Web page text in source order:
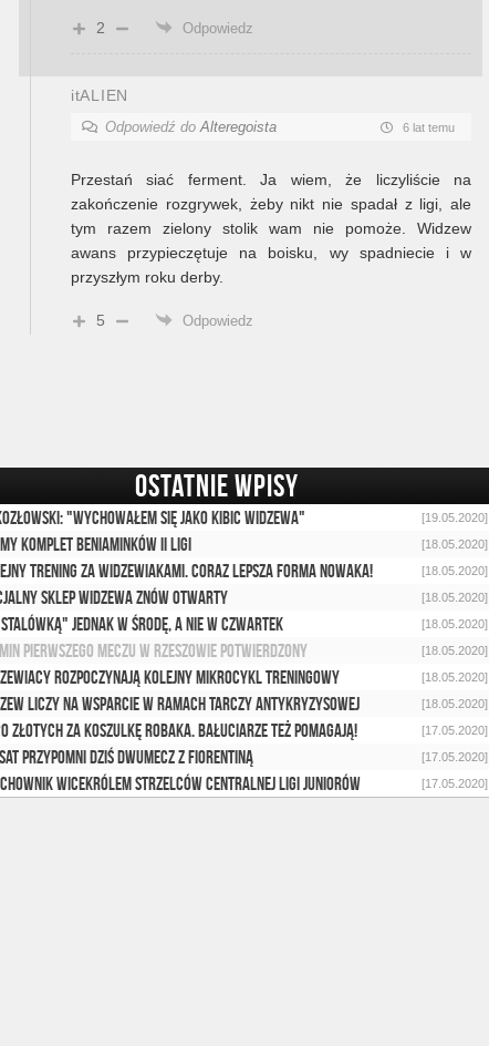
2 Odpowiedz
itALIEN
Odpowiedź doAlteregoista 6 lat temu
Przestań siać ferment. Ja wiem, że liczyliście na
zakończenie rozgrywek, żeby nikt nie spadał z ligi, ale
tym razem zielony stolik wam nie pomoże. Widzew
awans przypieczętuje na boisku, wy spadniecie i w
przyszłym roku derby.
5 Odpowiedz
OSTATNIE WPISY
"Wychowałem się jako kibic Widzewa" [19.05.2020]
komplet beniaminków II ligi [18.05.2020]
trening za widzewiakami. Coraz lepsza forma Nowaka! [18.05.2020]
sklep Widzewa znów otwarty [18.05.2020]
jednak w środę, a nie w czwartek [18.05.2020]
pierwszego meczu w Rzeszowie potwierdzony [18.05.2020]
rozpoczynają kolejny mikrocykl treningowy [18.05.2020]
liczy na wsparcie w ramach tarczy antykryzysowej [18.05.2020]
złotych za koszulkę Robaka. Bałuciarze też pomagają! [17.05.2020]
przypomni dziś dwumecz z Fiorentiną [17.05.2020]
wicekrólem strzelców Centralnej Ligi Juniorów [17.05.2020]